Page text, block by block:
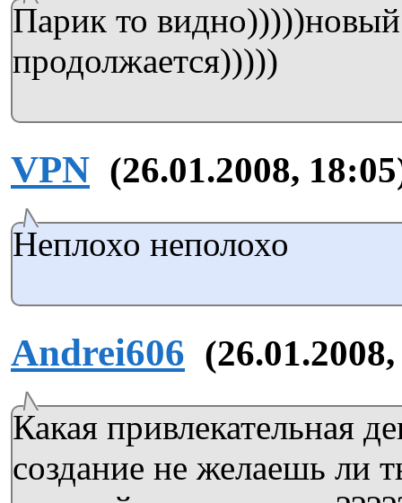
Парик то
продолжается)))))
VPN (26.01.2008,
Неплохо неполохо
Andrei606
Какая привлекательная
создание не желаешь ли